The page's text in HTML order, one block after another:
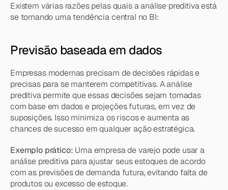
Existem várias razões pelas quais a análise preditiva está
se tornando uma tendência central no BI:
Previsão baseada em dados
Empresas modernas precisam de decisões rápidas e
precisas para se manterem competitivas. A análise
preditiva permite que essas decisões sejam tomadas
com base em dados e projeções futuras, em vez de
suposições. Isso minimiza os riscos e aumenta as
chances de sucesso em qualquer ação estratégica.
Exemplo prático: Uma empresa de varejo pode usar a
análise preditiva para ajustar seus estoques de acordo
com as previsões de demanda futura, evitando falta de
produtos ou excesso de estoque.